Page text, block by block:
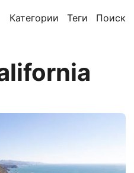
Категории Теги Поиск